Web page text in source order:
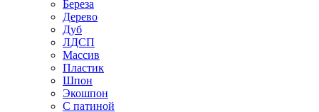
Береза
Дерево
Дуб
ЛДСП
Массив
Пластик
Шпон
Экошпон
С патиной